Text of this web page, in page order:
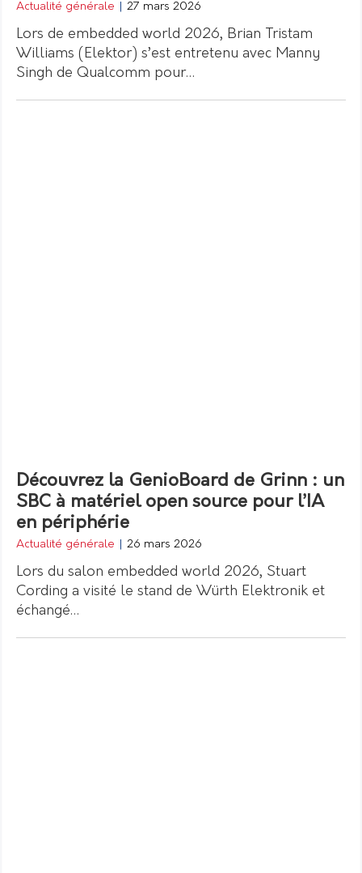
Actualité générale 27 mars 2026
Lors de embedded world 2026, Brian Tristam
Williams (Elektor) s’est entretenu avec Manny
Singh de Qualcomm pour…
Découvrez la GenioBoard de Grinn : un
SBC à matériel open source pour l’IA
en périphérie
Actualité générale 26 mars 2026
Lors du salon embedded world 2026, Stuart
Cording a visité le stand de Würth Elektronik et
échangé…